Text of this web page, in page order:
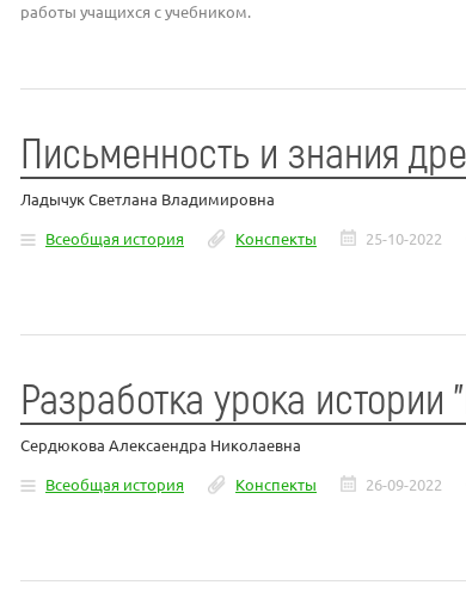
работы учащихся с учебником.
Письменность и знания
Ладычук Светлана Владимировна
Всеобщая история
Конспекты 25-10-2022
Разработка урока
Сердюкова Алексаендра Николаевна
Всеобщая история
Конспекты 26-09-2022